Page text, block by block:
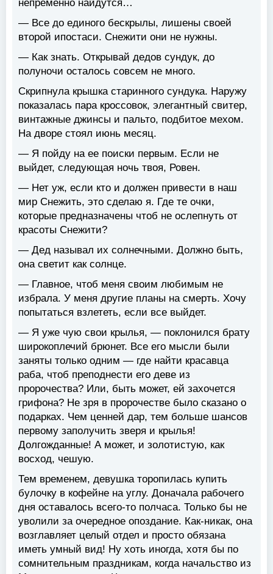
непременно найдутся…
— Все до единого бескрылы, лишены своей
второй ипостаси. Снежити они не нужны.
— Как знать. Открывай дедов сундук, до
полуночи осталось совсем не много.
Скрипнула крышка старинного сундука. Наружу
показалась пара кроссовок, элегантный свитер,
винтажные джинсы и пальто, подбитое мехом.
На дворе стоял июнь месяц.
— Я пойду на ее поиски первым. Если не
выйдет, следующая ночь твоя, Ровен.
— Нет уж, если кто и должен привести в наш
мир Снежить, это сделаю я. Где те очки,
которые предназначены чтоб не ослепнуть от
красоты Снежити?
— Дед называл их солнечными. Должно быть,
она светит как солнце.
— Главное, чтоб меня своим любимым не
избрала. У меня другие планы на смерть. Хочу
попытаться взлететь, если все выйдет.
— Я уже чую свои крылья, — поклонился брату
широкоплечий брюнет. Все его мысли были
заняты только одним — где найти красавца
раба, чтоб преподнести его деве из
пророчества? Или, быть может, ей захочется
грифона? Не зря в пророчестве было сказано о
подарках. Чем ценней дар, тем больше шансов
первому заполучить зверя и крылья!
Долгожданные! А может, и золотистую, как
восход, чешую.
Тем временем, девушка торопилась купить
булочку в кофейне на углу. Доначала рабочего
дня оставалось всего-то полчаса. Только бы не
уволили за очередное опоздание. Как-никак, она
возглавляет целый отдел и просто обязана
иметь умный вид! Ну хоть иногда, хотя бы по
сомнительным праздникам, когда начальство из